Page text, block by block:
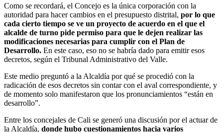
Como se recordará, el Concejo es la única corporación con la
autoridad para hacer cambios en el presupuesto distrital, por lo que
cada cierto tiempo se ve un proyecto de acuerdo en el que el
alcalde de turno pide permiso para que le dejen realizar las
modificaciones necesarias para cumplir con el Plan de
Desarrollo. En este caso, eso no se habría dado para emitir esos
decretos, según el Tribunal Administrativo del Valle.
Este medio preguntó a la Alcaldía por qué se procedió con la
radicación de esos decretos sin contar con el aval correspondiente, y
de momento solo manifestaron que los pronunciamientos “están en
desarrollo”.
Entre los concejales de Cali se generó una discusión por el actuar de
la Alcaldía, donde hubo cuestionamientos hacia varios